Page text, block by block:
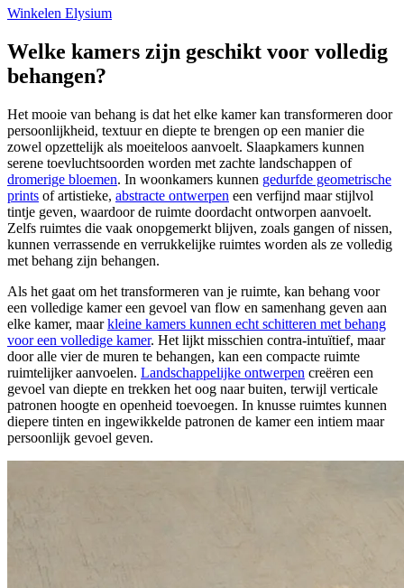
Winkelen Elysium
Welke kamers zijn geschikt voor volledig
behangen?
Het mooie van behang is dat het elke kamer kan transformeren door
persoonlijkheid, textuur en diepte te brengen op een manier die
zowel opzettelijk als moeiteloos aanvoelt. Slaapkamers kunnen
serene toevluchtsoorden worden met zachte landschappen of
dromerige bloemen. In woonkamers kunnen gedurfde geometrische
prints of artistieke, abstracte ontwerpen een verfijnd maar stijlvol
tintje geven, waardoor de ruimte doordacht ontworpen aanvoelt.
Zelfs ruimtes die vaak onopgemerkt blijven, zoals gangen of nissen,
kunnen verrassende en verrukkelijke ruimtes worden als ze volledig
met behang zijn behangen.
Als het gaat om het transformeren van je ruimte, kan behang voor
een volledige kamer een gevoel van flow en samenhang geven aan
elke kamer, maarkleine kamers kunnen echt schitteren met behang
voor een volledige kamer. Het lijkt misschien contra-intuïtief, maar
door alle vier de muren te behangen, kan een compacte ruimte
ruimtelijker aanvoelen. Landschappelijke ontwerpen creëren een
gevoel van diepte en trekken het oog naar buiten, terwijl verticale
patronen hoogte en openheid toevoegen. In knusse ruimtes kunnen
diepere tinten en ingewikkelde patronen de kamer een intiem maar
persoonlijk gevoel geven.